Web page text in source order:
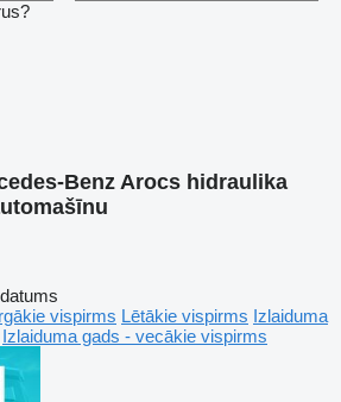
Benz Arocs hidraulika
vispirms Lētākie vispirms Izlaiduma
Izlaiduma gads - vecākie vispirms